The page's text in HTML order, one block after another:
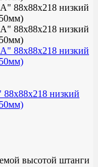
низкий